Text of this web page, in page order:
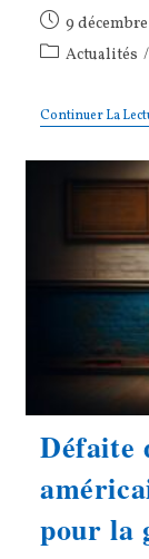
Publication
publiée :
9
PostActualités /
Continuer La
Défaite
pour la